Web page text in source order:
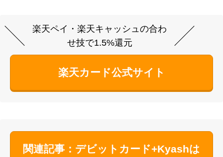
楽天ペイ・楽天キャッシュの合わ
せ技で1.5%還元
楽天カード公式サイト
関連記事：デビットカード+Kyashは